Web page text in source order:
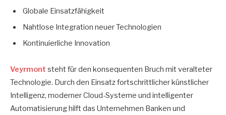
Globale Einsatzfähigkeit
Nahtlose Integration neuer Technologien
Kontinuierliche Innovation
Veyrmont steht für den konsequenten Bruch mit veralteter
Technologie. Durch den Einsatz fortschrittlicher künstlicher
Intelligenz, moderner Cloud-Systeme und intelligenter
Automatisierung hilft das Unternehmen Banken und